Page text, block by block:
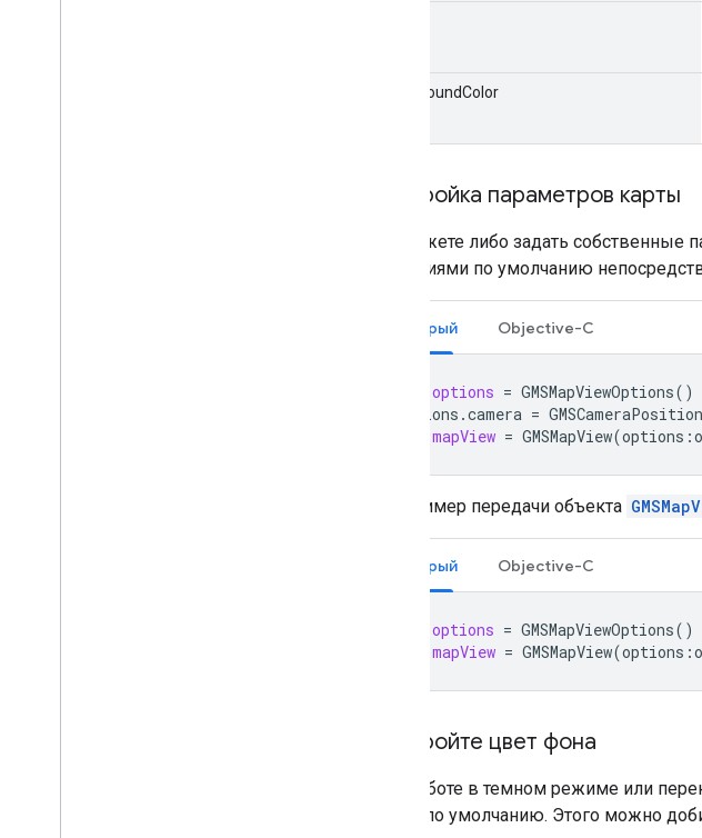
backgroundColor
Настройка параметров карты
Вы можете либо задать собственные
значениями по умолчанию
Быстрый Objective-C
options = GMSMapViewOptions()
options .camera = GMSCameraPosition
mapView = GMSMapView(options :
Вот пример передачи объекта
Быстрый Objective-C
options = GMSMapViewOptions()
mapView = GMSMapView(options :
Настройте цвет фона
При работе в темном режиме или
карты по умолчанию. Этого можно